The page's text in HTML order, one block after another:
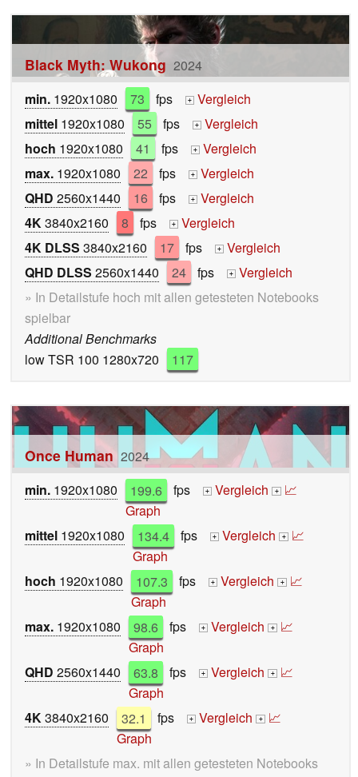
Black Myth: Wukong 2024
min. 1920x1080 73 fps +
Vergleich
mittel 1920x1080 55 fps +
Vergleich
hoch 1920x1080 41 fps +
Vergleich
max. 1920x1080 22 fps +
Vergleich
QHD 2560x1440 16 fps +
Vergleich
4K3840x2160 8 fps +
Vergleich
4K DLSS 3840x2160 17 fps +
Vergleich
QHD DLSS 2560x1440 24 fps +
Vergleich
» In Detailstufe hoch mit allen getesteten Notebooks
spielbar
Additional Benchmarks
low TSR 100 1280x720
117
Once Human 2024
min. 1920x1080 199.6 fps + Vergleich + 📈
Graph
mittel 1920x1080 134.4 fps + Vergleich + 📈
Graph
hoch 1920x1080 107.3 fps + Vergleich + 📈
Graph
max. 1920x1080 98.6 fps + Vergleich + 📈
Graph
QHD 2560x1440 63.8 fps + Vergleich + 📈
Graph
4K3840x2160 32.1 fps + Vergleich + 📈
Graph
» In Detailstufe max. mit allen getesteten Notebooks